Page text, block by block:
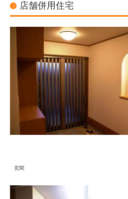
安心して暮らせる住まいづくり
会社情報
新築施工事例
つくば市 N様邸
60坪以上の高級住宅
店舗併用住宅
玄関